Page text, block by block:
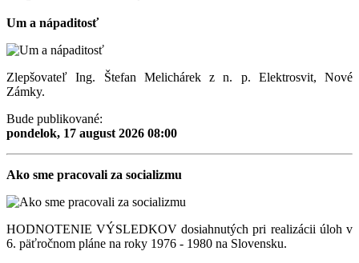
Um a nápaditosť
Zlepšovateľ Ing. Štefan Melichárek z n. p. Elektrosvit, Nové
Zámky.
Bude publikované:
pondelok, 17 august 2026 08:00
Ako sme pracovali za socializmu
HODNOTENIE VÝSLEDKOV dosiahnutých pri realizácii úloh v
6. päťročnom pláne na roky 1976 - 1980 na Slovensku.